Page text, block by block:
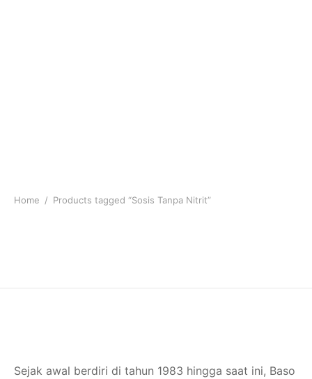
Home / Products tagged “Sosis Tanpa Nitrit”
Paskali Beef Chorizo
Sejak awal berdiri di tahun 1983 hingga saat ini, Baso